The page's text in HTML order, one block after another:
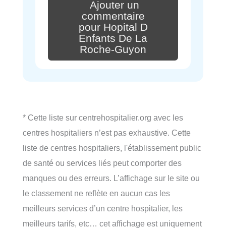
Ajouter un
commentaire
pour Hopital D
Enfants De La
Roche-Guyon
* Cette liste sur centrehospitalier.org avec les
centres hospitaliers n’est pas exhaustive. Cette
liste de centres hospitaliers, l'établissement public
de santé ou services liés peut comporter des
manques ou des erreurs. L’affichage sur le site ou
le classement ne reflète en aucun cas les
meilleurs services d’un centre hospitalier, les
meilleurs tarifs, etc… cet affichage est uniquement